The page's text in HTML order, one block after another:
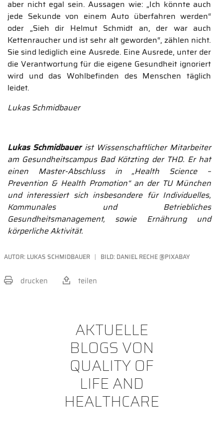
aber nicht egal sein. Aussagen wie: „Ich könnte auch
jede Sekunde von einem Auto überfahren werden“
oder „Sieh dir Helmut Schmidt an, der war auch
Kettenraucher und ist sehr alt geworden“, zählen nicht.
Sie sind lediglich eine Ausrede. Eine Ausrede, unter der
die Verantwortung für die eigene Gesundheit ignoriert
wird und das Wohlbefinden des Menschen täglich
leidet.
Lukas Schmidbauer
Lukas Schmidbauerist Wissenschaftlicher Mitarbeiter
am Gesundheitscampus Bad Kötzting der THD. Er hat
einen Master-Abschluss in „Health Science –
Prevention & Health Promotion“ an der TU München
und interessiert sich insbesondere für Individuelles,
Kommunales und Betriebliches
Gesundheitsmanagement, sowie Ernährung und
körperliche Aktivität.
AUTOR: LUKAS SCHMIDBAUER BILD: DANIEL RECHE @PIXABAY
drucken teilen
AKTUELLE
BLOGS VON
QUALITY OF
LIFE AND
HEALTHCARE